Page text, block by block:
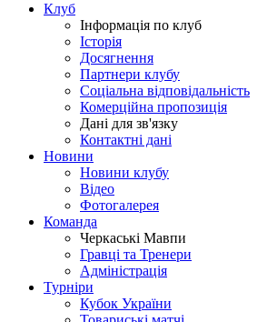
Клуб
Інформація по клуб
Історія
Досягнення
Партнери клубу
Соціальна відповідальність
Комерційна пропозиція
Дані для зв'язку
Контактні дані
Новини
Новини клубу
Відео
Фотогалерея
Команда
Черкаські Мавпи
Гравці та Тренери
Адміністрація
Турніри
Кубок України